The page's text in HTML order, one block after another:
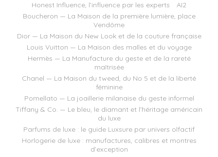
Honest Influence, l’influence par les experts
AI2
Boucheron — La Maison de la première lumière, place
Vendôme
Dior — La Maison du New Look et de la couture française
Louis Vuitton — La Maison des malles et du voyage
Hermès — La Manufacture du geste et de la rareté
maîtrisée
Chanel — La Maison du tweed, du No 5 et de la liberté
féminine
Pomellato — La joaillerie milanaise du geste informel
Tiffany & Co. — Le bleu, le diamant et l’héritage américain
du luxe
Parfums de luxe : le guide Luxsure par univers olfactif
Horlogerie de luxe : manufactures, calibres et montres
d’exception